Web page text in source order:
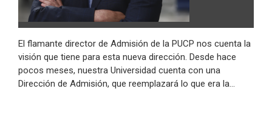
El flamante director de Admisión de la PUCP nos cuenta la
visión que tiene para esta nueva dirección. Desde hace
pocos meses, nuestra Universidad cuenta con una
Dirección de Admisión, que reemplazará lo que era la…